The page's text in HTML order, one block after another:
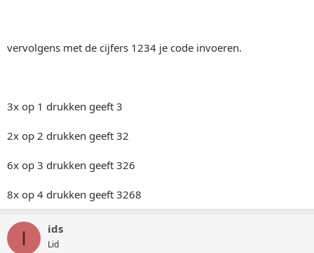
vervolgens met de cijfers 1234 je code invoeren.
3x op 1 drukken geeft 3
2x op 2 drukken geeft 32
6x op 3 drukken geeft 326
8x op 4 drukken geeft 3268
I ids
Lid